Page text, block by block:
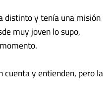
distinto y tenía una misión
muy joven lo supo,
cuenta y entienden, pero la